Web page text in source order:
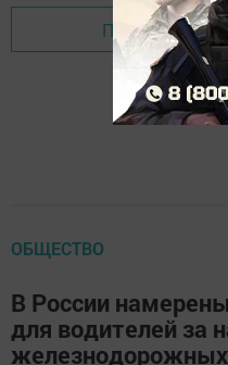
Перейти на
ОБЩЕСТВО
В России
для водителей за
железнодорожных